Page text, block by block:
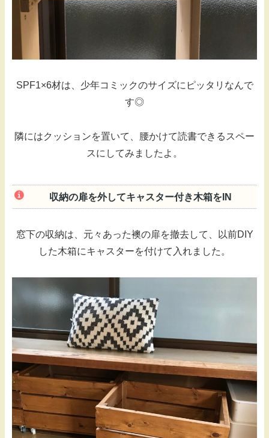
SPF1×6材は、少年コミックのサイズにピッタリなんで
す◎
隣にはクッションを置いて、腰かけて読書できるスペー
スにしてみましたよ。
収納の扉を外してキャスター付き木箱をIN
窓下の収納は、元々あった襖の扉を撤去して、以前DIY
した木箱にキャスターを付けて入れました。